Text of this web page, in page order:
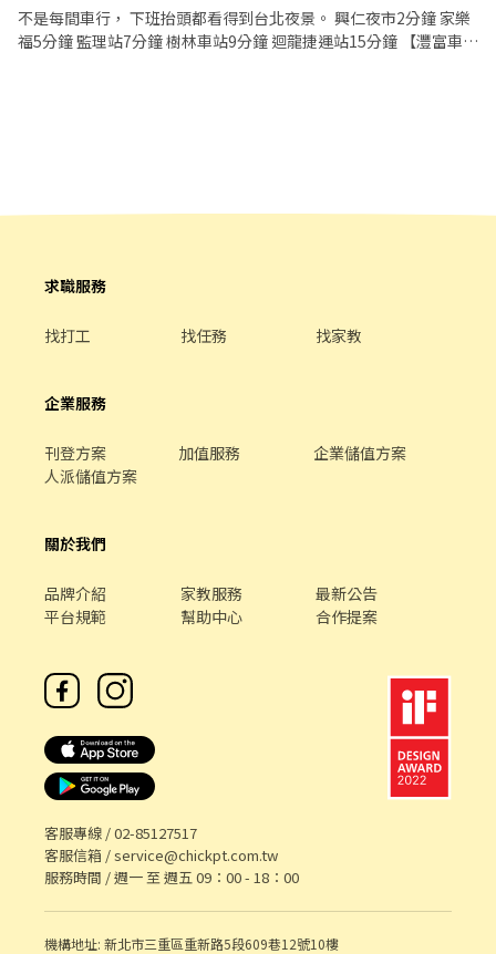
https://orangeapple.co/ 【工作內容】 1. 協助課輔導師，於
課輔導師授課時管理秩序，引導學生解決課堂問題。 2. 課程教
方式】 1. 將PDF檔履歷上傳招募信箱 teacher-
_XXX(姓名)) 2. 內文請附上想應徵的 教室、課程類型及時段 。
電。 【面試內容】 面試時會請你自我介紹，並進行試教，試教完後
學 #教育 #科技 #資訊 #程式教育 #老師 #講師 #助教
不是每間車行， 下班抬頭都看得到台北夜景。 興仁夜市2分鐘 家樂
福5分鐘 監理站7分鐘 樹林車站9分鐘 迴龍捷運站15分鐘 【灃富車業
街二段45巷39-1號 我們做的是中古車， 但更像是在經營人與人的信
任。 但不想每天被情緒消耗的人。 這裡不是大公司體制。 但希望是求職服務
找打工 找任務 找家教
企業服務
刊登方案 加值服務
企業儲值方案
人派儲值方案
關於我們
品牌介紹 家教服務
最新公告
平台規範
幫助中心 合作提案
客服專線 /02-85127517
客服信箱 /service@chickpt.com.tw
服務時間 / 週一 至 週五 09：00 - 18：00
機構地址: 新北市三重區重新路5段609巷12號10樓